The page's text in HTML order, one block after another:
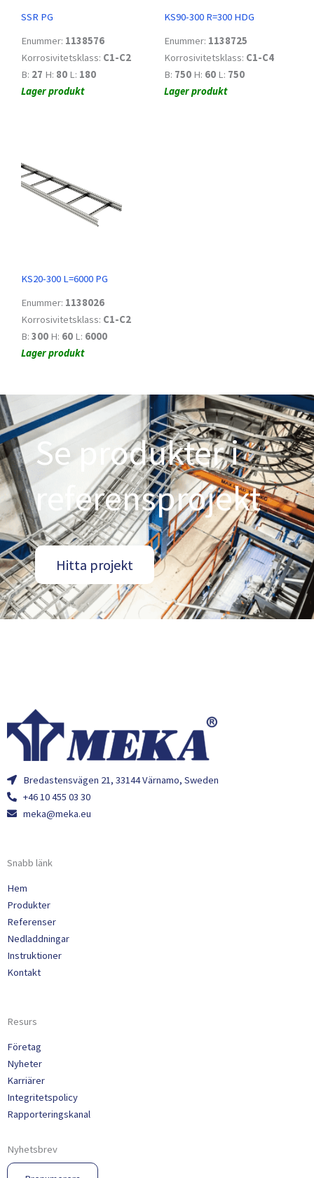
SSR PG
Enummer: 1138576
Korrosivitetsklass: C1-C2
B: 27 H: 80 L: 180
Lager produkt
KS90-300 R=300 HDG
Enummer: 1138725
Korrosivitetsklass: C1-C4
B: 750 H: 60 L: 750
Lager produkt
KS20-300 L=6000 PG
Enummer: 1138026
Korrosivitetsklass: C1-C2
B: 300 H: 60 L: 6000
Lager produkt
Se produkter i
referensprojekt
Hitta projekt
Bredastensvägen 21, 33144 Värnamo, Sweden
+46 10 455 03 30
meka@meka.eu
Snabb länk
Hem
Produkter
Referenser
Nedladdningar
Instruktioner
Kontakt
Resurs
Företag
Nyheter
Karriärer
Integritetspolicy
Rapporteringskanal
Nyhetsbrev